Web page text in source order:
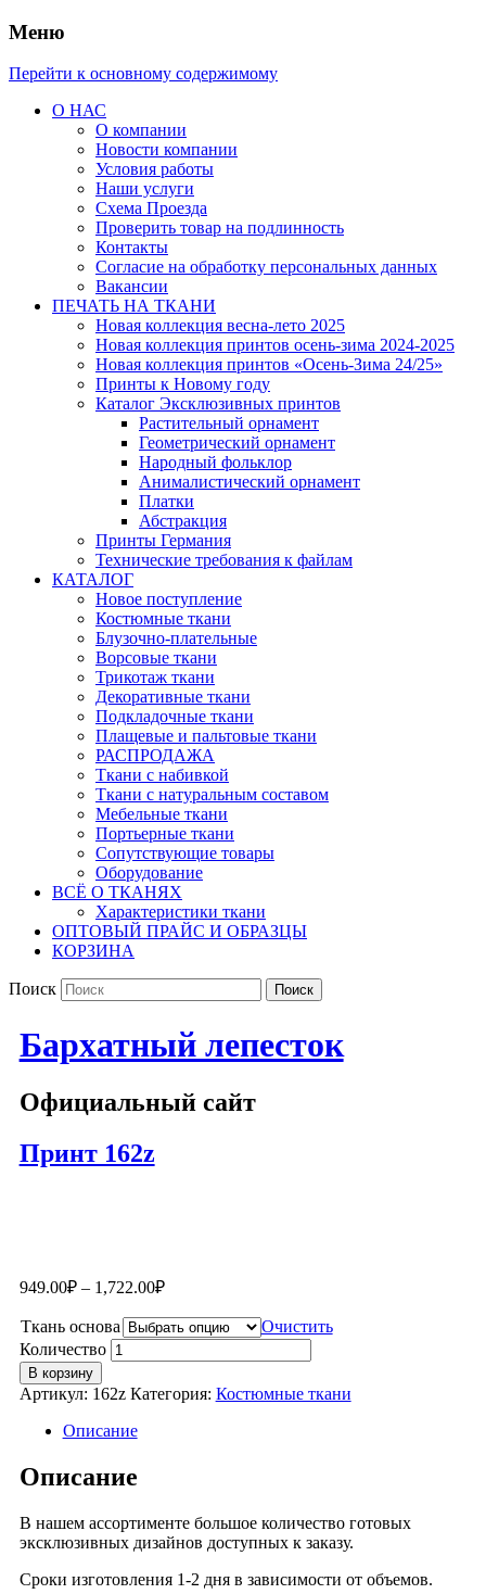
Меню
Перейти к основному содержимому
О НАС
О компании
Новости компании
Условия работы
Наши услуги
Схема Проезда
Проверить товар на подлинность
Контакты
Согласие на обработку персональных данных
Вакансии
ПЕЧАТЬ НА ТКАНИ
Новая коллекция весна-лето 2025
Новая коллекция принтов осень-зима 2024-2025
Новая коллекция принтов «Осень-Зима 24/25»
Принты к Новому году
Каталог Эксклюзивных принтов
Растительный орнамент
Геометрический орнамент
Народный фольклор
Анималистический орнамент
Платки
Абстракция
Принты Германия
Технические требования к файлам
КАТАЛОГ
Новое поступление
Костюмные ткани
Блузочно-плательные
Ворсовые ткани
Трикотаж ткани
Декоративные ткани
Подкладочные ткани
Плащевые и пальтовые ткани
РАСПРОДАЖА
Ткани с набивкой
Ткани с натуральным составом
Мебельные ткани
Портьерные ткани
Сопутствующие товары
Оборудование
ВСЁ О ТКАНЯХ
Характеристики ткани
ОПТОВЫЙ ПРАЙС И ОБРАЗЦЫ
КОРЗИНА
Поиск
Бархатный лепесток
Официальный сайт
Принт 162z
949.00₽– 1,722.00₽
Ткань основа
Очистить
Количество
В корзину
Артикул: 162z Категория: Костюмные ткани
Описание
Описание
В нашем ассортименте большое количество готовых
эксклюзивных дизайнов доступных к заказу.
Сроки изготовления 1-2 дня в зависимости от объемов.